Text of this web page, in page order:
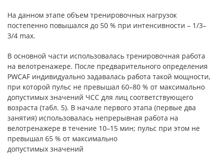
На данном этапе объем тренировочных нагрузок
постепенно повышался до 50 % при интенсивности – 1/3–
3/4 max.
В основной части использовалась тренировочная работа
на велотренажере. После предварительного определения
PWCAF индивидуально задавалась работа такой мощности,
при которой пульс не превышал 60–80 % от максимально
допустимых значений ЧСС для лиц соответствующего
возраста (табл. 5). В начале первого этапа (первые два
занятия) использовалась непрерывная работа на
велотренажере в течение 10–15 мин; пульс при этом не
превышал 65 % от максимально
допустимых значений